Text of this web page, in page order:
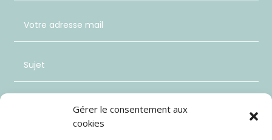
Gérer le consentement aux
cookies